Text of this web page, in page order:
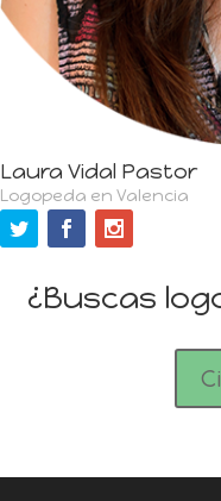
Laura Vidal Pastor
Logopeda en Valencia
¿Buscas